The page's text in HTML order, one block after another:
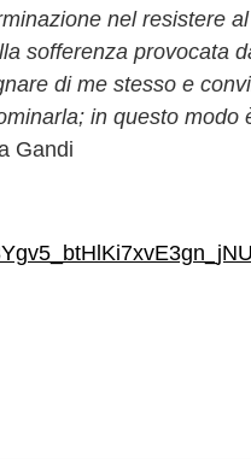
nel resistere
sofferenza provocata
di me stesso e
in questo modo
Gandi